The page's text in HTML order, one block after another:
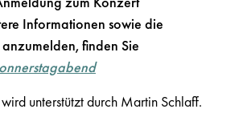
Informationen sowie die
finden Sie
unterstützt durch Martin Schlaff.